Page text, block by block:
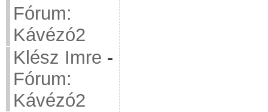
Fórum:
Kávézó2
Klész Imre -
Fórum:
Kávézó2